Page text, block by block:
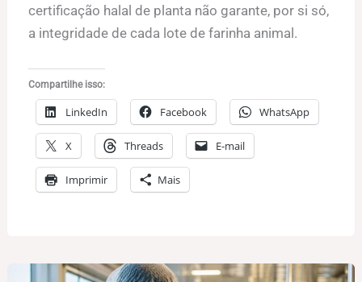
certificação halal de planta não garante, por si só,
a integridade de cada lote de farinha animal.
Compartilhe isso:
LinkedIn Facebook WhatsApp
X Threads E-mail
Imprimir Mais